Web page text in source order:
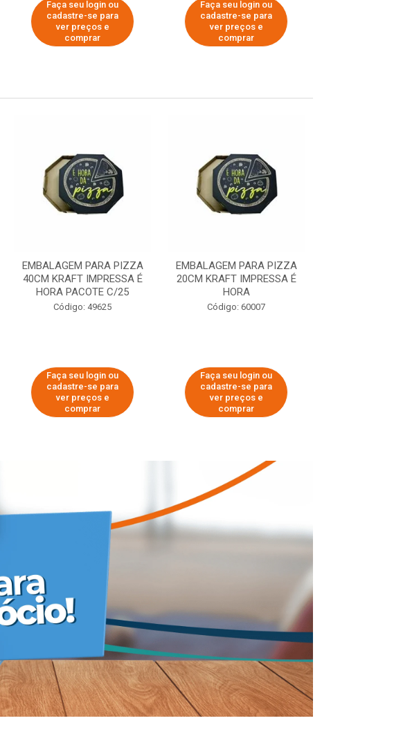
Faça seu login ou
cadastre-se para
ver preços e
comprar
Faça seu login ou
cadastre-se para
ver preços e
comprar
EMBALAGEM PARA PIZZA
40CM KRAFT IMPRESSA É
HORA PACOTE C/25
Código: 49625
Faça seu login ou
cadastre-se para
ver preços e
comprar
EMBALAGEM PARA PIZZA
20CM KRAFT IMPRESSA É
HORA
Código: 60007
Faça seu login ou
cadastre-se para
ver preços e
comprar